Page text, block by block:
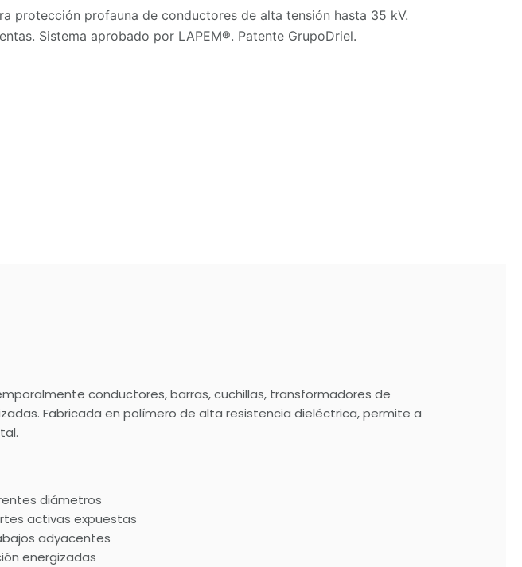
protección profauna de conductores de alta tensión hasta 35 kV.
Sistema aprobado por LAPEM®. Patente GrupoDriel.
conductores, barras, cuchillas, transformadores de
Fabricada en polímero de alta resistencia dieléctrica, permite a
diámetros
activas expuestas
adyacentes
energizadas